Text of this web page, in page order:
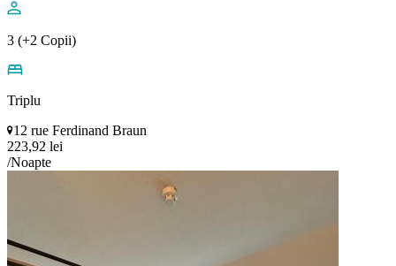
3 (+2 Copii)
Triplu
12 rue Ferdinand Braun
223,92 lei
/Noapte